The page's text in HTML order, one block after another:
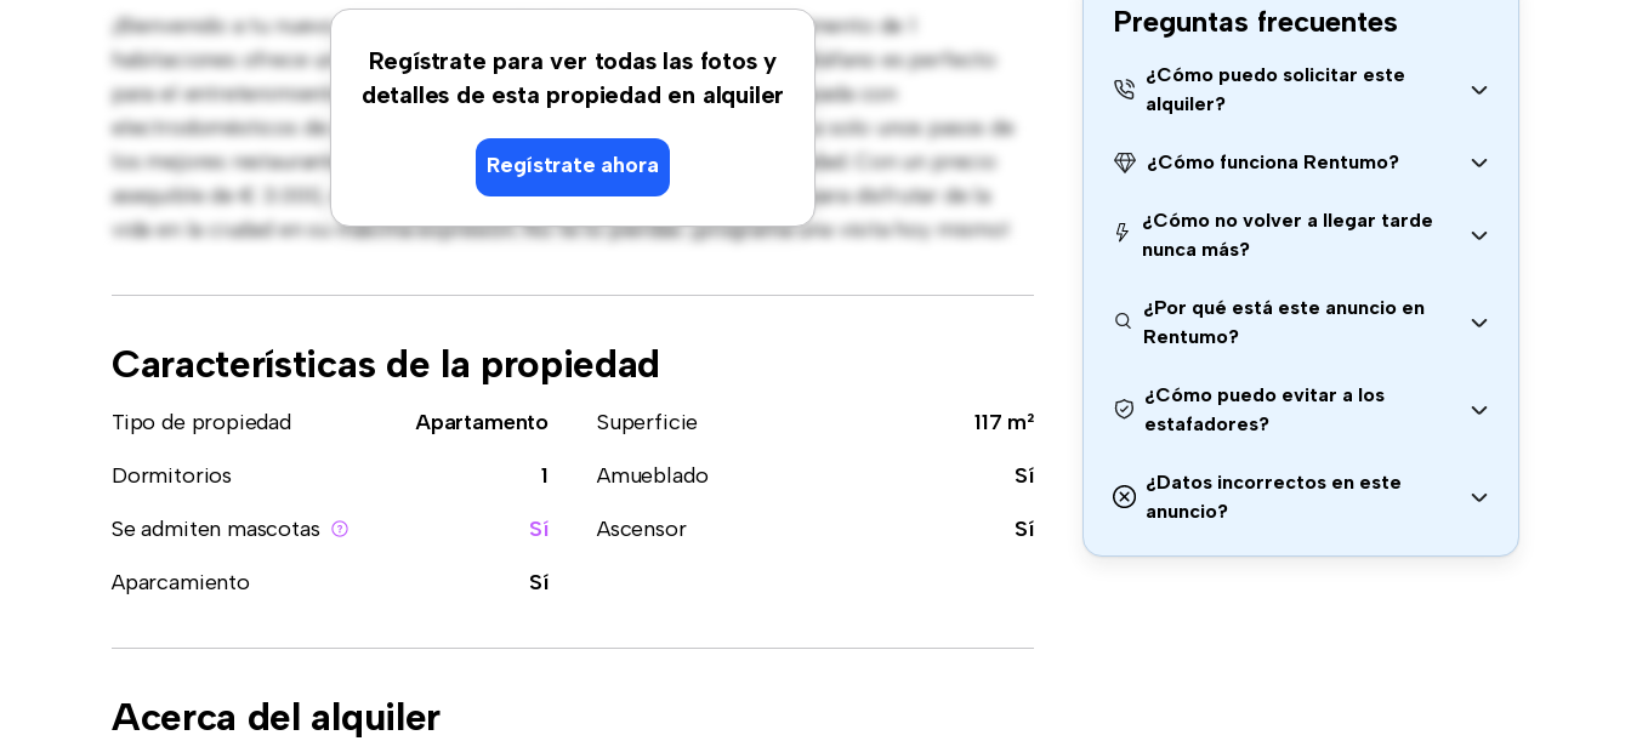
Regístrate para ver todas las fotos y
detalles de esta propiedad en alquiler
Regístrate ahora
¡Bienvenido a tu nuevo hogar en Málaga, Río Real! Este moderno apartamento de 1
habitaciones ofrece un espacio de vida elegante y acogedor. El diseño diáfano es perfecto
para el entretenimiento, y la cocina de estilo contemporáneo está equipada con
electrodomésticos de gama alta. Con su ubicación privilegiada, estarás a solo unos pasos de
los mejores restaurantes, tiendas y lugares de entretenimiento de la ciudad. Con un precio
asequible de € 3.000, este apartamento es una oportunidad fantástica para disfrutar de la
vida en la ciudad en su máxima expresión. No te lo pierdas: ¡programa una visita hoy mismo!
Características de la propiedad
Tipo de propiedad Apartamento Superficie
117 m²
Dormitorios
1 Amueblado
Sí
Se admiten mascotas
Sí Ascensor
Sí
Aparcamiento
Sí
Acerca del alquiler
Preguntas frecuentes
¿Cómo puedo solicitar este
alquiler?
¿Cómo funciona Rentumo?
¿Cómo no volver a llegar tarde
nunca más?
¿Por qué está este anuncio en
Rentumo?
¿Cómo puedo evitar a los
estafadores?
¿Datos incorrectos en este
anuncio?